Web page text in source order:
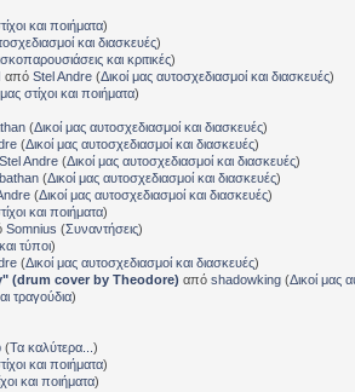
και ποιήματα)
και διασκευές)
και κριτικές)
από Stel Andre(Δικοί μας αυτοσχεδιασμοί και διασκευές)
στίχοι και ποιήματα)
(Δικοί μας αυτοσχεδιασμοί και διασκευές)
(Δικοί μας αυτοσχεδιασμοί και διασκευές)
Stel Andre(Δικοί μας αυτοσχεδιασμοί και διασκευές)
bathan(Δικοί μας αυτοσχεδιασμοί και διασκευές)
(Δικοί μας αυτοσχεδιασμοί και διασκευές)
και ποιήματα)
Somnius (Συναντήσεις)
τύποι)
(Δικοί μας αυτοσχεδιασμοί και διασκευές)
(drum cover by Theodore) από shadowking(Δικοί μας
τραγούδια)
(Τα καλύτερα... )
και ποιήματα)
και ποιήματα)